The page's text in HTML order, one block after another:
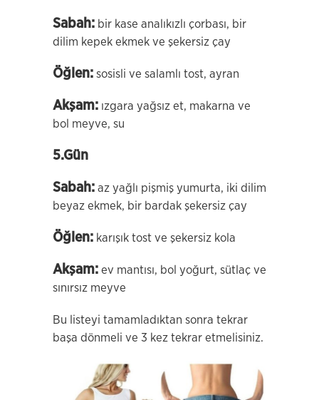
Sabah: bir kase analıkızlı çorbası, bir
dilim kepek ekmek ve şekersiz çay
Öğlen: sosisli ve salamlı tost, ayran
Akşam: ızgara yağsız et, makarna ve
bol meyve, su
5.Gün
Sabah: az yağlı pişmiş yumurta, iki dilim
beyaz ekmek, bir bardak şekersiz çay
Öğlen: karışık tost ve şekersiz kola
Akşam: ev mantısı, bol yoğurt, sütlaç ve
sınırsız meyve
Bu listeyi tamamladıktan sonra tekrar
başa dönmeli ve 3 kez tekrar etmelisiniz.